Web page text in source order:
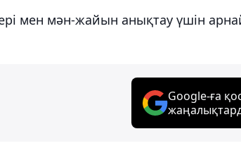
мен мән-жайын анықтау үшін
Google-ға